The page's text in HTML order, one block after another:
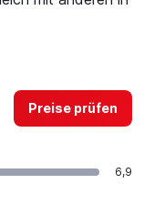
Preise prüfen
6,9